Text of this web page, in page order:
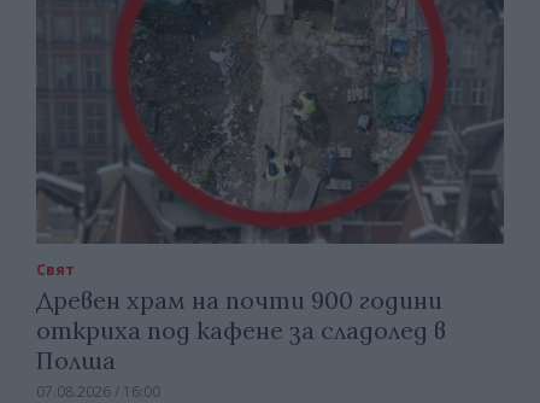
Свят
Древен храм на почти 900 години
откриха под кафене за сладолед в
Полша
07.08.2026 / 16:00